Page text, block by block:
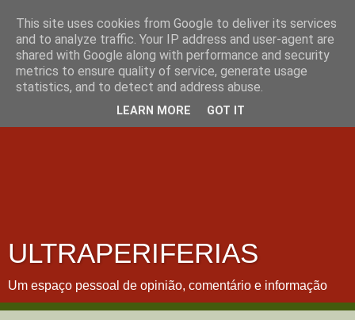
ULTRAPERIFERIAS
Um espaço pessoal de opinião, comentário e informação
This site uses cookies from Google to deliver its services
and to analyze traffic. Your IP address and user-agent are
shared with Google along with performance and security
metrics to ensure quality of service, generate usage
statistics, and to detect and address abuse.
LEARN MORE GOT IT